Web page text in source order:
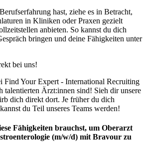
hast, ziehe es in Betracht,
in Kliniken oder Praxen gezielt
anbieten. So kannst du dich
bringen und deine Fähigkeiten unter
bei uns!
Find Your Expert - International Recruiting
talentierten Ärzt:innen sind! Sieh dir unsere
dich direkt dort. Je früher du dich
du Teil unseres Teams werden!
Fähigkeiten brauchst, um Oberarzt
(m/w/d) mit Bravour zu